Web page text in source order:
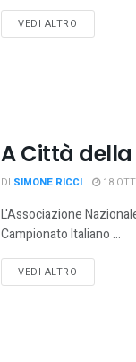
VEDI ALTRO
A Città della
DI SIMONE RICCI 18
L'Associazione
Campionato Italiano ...
VEDI ALTRO